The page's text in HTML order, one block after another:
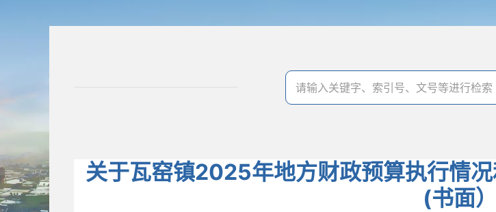
关于瓦窑镇2025年地方财政预算执行情
(书面）